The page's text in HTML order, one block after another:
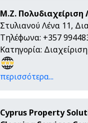
Μ.Ζ. Πολυδιαχείριση
Στυλιανού Λένα 11,
Τηλέφωνα: +357
Κατηγορία:
περισσότερα...
Cyprus Property